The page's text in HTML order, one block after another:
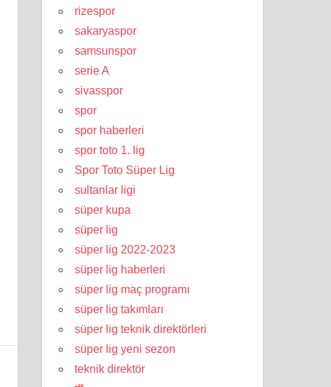
rizespor
sakaryaspor
samsunspor
serie A
sivasspor
spor
spor haberleri
spor toto 1. lig
Spor Toto Süper Lig
sultanlar ligi
süper kupa
süper lig
süper lig 2022-2023
süper lig haberleri
süper lig maç programı
süper lig takımları
süper lig teknik direktörleri
süper lig yeni sezon
teknik direktör